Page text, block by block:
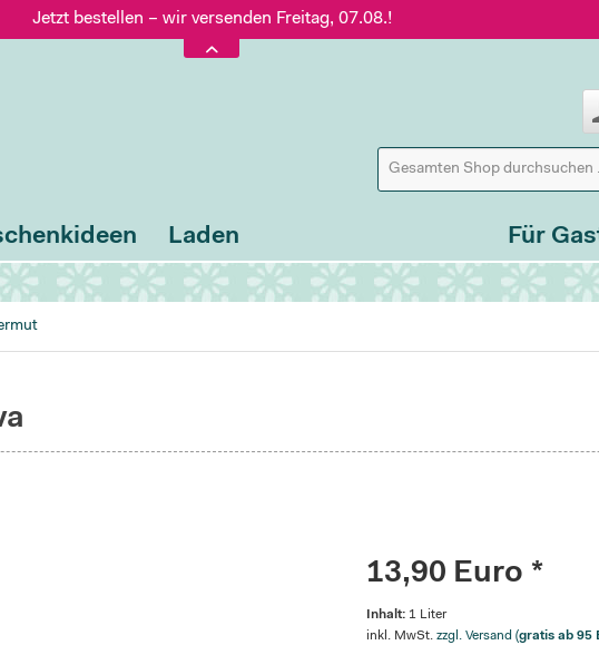
Jetzt bestellen – wir versenden Freitag, 07.08.!
Versand nur 5,60 €, gratis ab 95 € Warenwert
Jetzt bestellen – wir versenden Freitag, 07.08.!
Laden Für
13,90 Euro *
Inhalt: 1 Liter
inkl. MwSt.zzgl. Versand (gratis ab 95